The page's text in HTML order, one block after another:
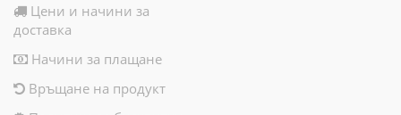
Цени и начини за
доставка
Начини за плащане
Връщане на продукт